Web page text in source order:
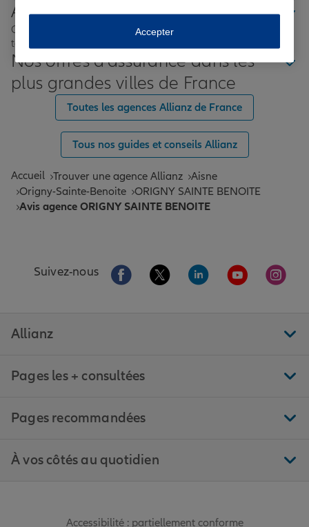
Allianz proche de chez vous
Où que vous soyez en France, nos agences Allianz sont
toujours près de chez vous.
Nos offres d'assurance dans les
plus grandes villes de France
Toutes les agences Allianz de France
Tous nos guides et conseils Allianz
Accueil Trouver une agence Allianz Aisne
Origny-Sainte-Benoite ORIGNY SAINTE BENOITE
Avis agence ORIGNY SAINTE BENOITE
Suivez-nous Aller sur la page Facebook de Allianz
Aller sur la page Twitter de
Aller sur la page
Aller sur la
Aller
Allianz
Pages les + consultées
Pages recommandées
À vos côtés au quotidien
Accessibilité : partiellement conforme
Accepter